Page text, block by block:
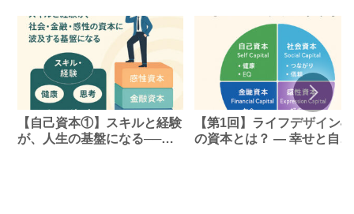
【自己資本①】スキルと経験
が、人生の基盤になる──す
【第1回】ライフデザイン4
の資本とは？ ― 幸せと自由